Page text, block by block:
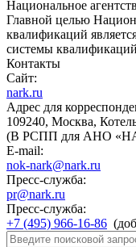
Национальное
Главной целью
квалификаций
системы
Контакты
Сайт:
nark.ru
Адрес для
109240, Москва,
(В РСПП для АНО
E-mail:
nok-nark@nark.ru
Пресс-служба:
pr@nark.ru
Пресс-служба:
+7 (495) 966-16-86